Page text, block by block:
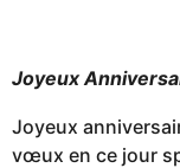
Joyeux
Joyeux
vœux en ce jour